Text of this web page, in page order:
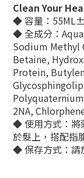
Clean Your
◆容量：
◆全成分：
Sodium Methyl
Betaine,
Protein,
2NA,
◆使用方式：將
於髮上，搭配指
◆保存方式：請